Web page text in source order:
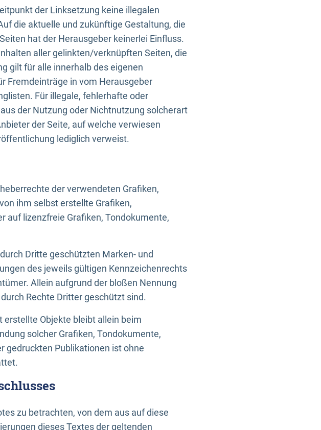
der Linksetzung keine illegalen
die aktuelle und zukünftige Gestaltung, die
hat der Herausgeber keinerlei Einfluss.
aller gelinkten/verknüpften Seiten, die
gilt für alle innerhalb des eigenen
Fremdeinträge in vom Herausgeber
Für illegale, fehlerhafte oder
der Nutzung oder Nichtnutzung solcherart
der Seite, auf welche verwiesen
lediglich verweist.
der verwendeten Grafiken,
ihm selbst erstellte Grafiken,
auf lizenzfreie Grafiken, Tondokumente,
Dritte geschützten Marken- und
des jeweils gültigen Kennzeichenrechts
Allein aufgrund der bloßen Nennung
Rechte Dritter geschützt sind.
Objekte bleibt allein beim
solcher Grafiken, Tondokumente,
gedruckten Publikationen ist ohne
zu betrachten, von dem aus auf diese
dieses Textes der geltenden